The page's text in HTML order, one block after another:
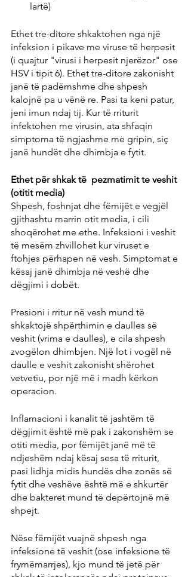
lartë)
Ethet tre-ditore shkaktohen nga një
infeksion i pikave me viruse të herpesit
(i quajtur "virusi i herpesit njerëzor" ose
HSV i tipit 6). Ethet tre-ditore zakonisht
janë të padëmshme dhe shpesh
kalojnë pa u vënë re. Pasi ta keni patur,
jeni imun ndaj tij. Kur të rriturit
infektohen me virusin, ata shfaqin
simptoma të ngjashme me gripin, siç
janë hundët dhe dhimbja e fytit.
Ethet për shkak të  pezmatimit te veshit
(otitit media)
Shpesh, foshnjat dhe fëmijët e vegjël
gjithashtu marrin otit media, i cili
shoqërohet me ethe. Infeksioni i veshit
të mesëm zhvillohet kur viruset e
ftohjes përhapen në vesh. Simptomat e
kësaj janë dhimbja në veshë dhe
dëgjimi i dobët.
Presioni i rritur në vesh mund të
shkaktojë shpërthimin e daulles së
veshit (vrima e daulles), e cila shpesh
zvogëlon dhimbjen. Një lot i vogël në
daulle e veshit zakonisht shërohet
vetvetiu, por një më i madh kërkon
operacion.
Inflamacioni i kanalit të jashtëm të
dëgjimit është më pak i zakonshëm se
otiti media, por fëmijët janë më të
ndjeshëm ndaj kësaj sesa të rriturit,
pasi lidhja midis hundës dhe zonës së
fytit dhe veshëve është më e shkurtër
dhe bakteret mund të depërtojnë më
shpejt.
Nëse fëmijët vuajnë shpesh nga
infeksione të veshit (ose infeksione të
frymëmarrjes), kjo mund të jetë për